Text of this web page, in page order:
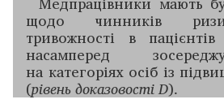
щодо чинників
тривожності в
насамперед
на категоріях осіб із
(рівень доказовості D).